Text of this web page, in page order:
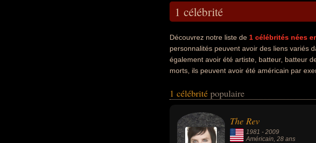
1 célébrité
Découvrez notre liste de 1 célébrités nées
personnalités peuvent avoir des liens variés
également avoir été artiste, batteur, batteur
morts, ils peuvent avoir été américain par
1 célébrité populaire
The Rev
1981 - 2009
Américain, 28 ans